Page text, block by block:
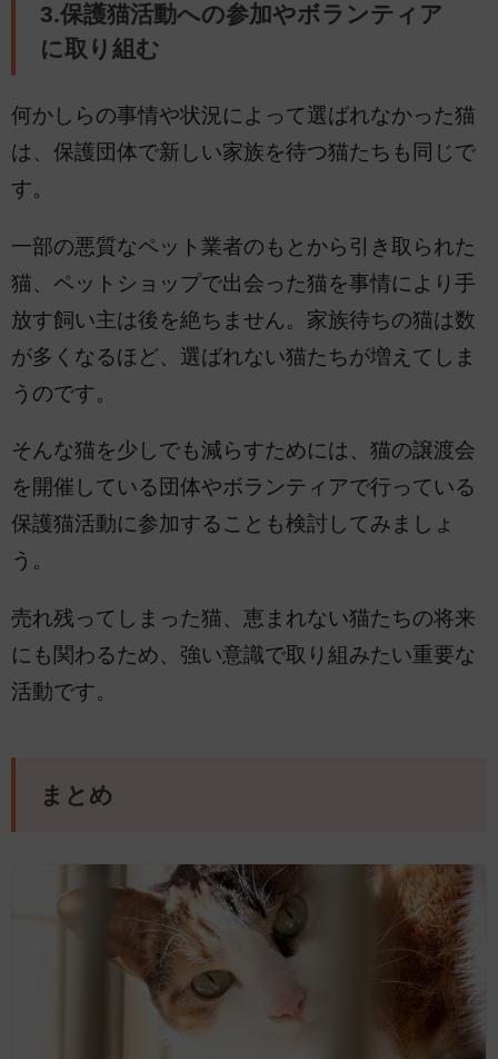
3.保護猫活動への参加やボランティア
に取り組む
何かしらの事情や状況によって選ばれなかった猫
は、保護団体で新しい家族を待つ猫たちも同じで
す。
一部の悪質なペット業者のもとから引き取られた
猫、ペットショップで出会った猫を事情により手
放す飼い主は後を絶ちません。家族待ちの猫は数
が多くなるほど、選ばれない猫たちが増えてしま
うのです。
そんな猫を少しでも減らすためには、猫の譲渡会
を開催している団体やボランティアで行っている
保護猫活動に参加することも検討してみましょ
う。
売れ残ってしまった猫、恵まれない猫たちの将来
にも関わるため、強い意識で取り組みたい重要な
活動です。
まとめ